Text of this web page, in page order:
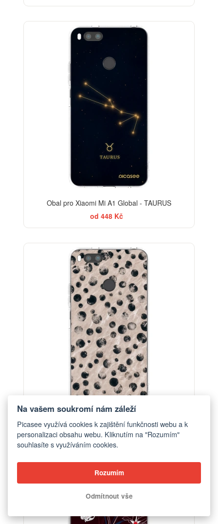
Obal pro Xiaomi Mi A1 Global - TAURUS
od 448 Kč
Obal pro Xiaomi Mi A1 Global - Inked
od 448 Kč
Na vašem soukromí nám záleží
Picasee využívá cookies k zajištění funkčnosti webu a k
personalizaci obsahu webu. Kliknutím na "Rozumím"
souhlasíte s využíváním cookies.
Rozumím
Odmítnout vše